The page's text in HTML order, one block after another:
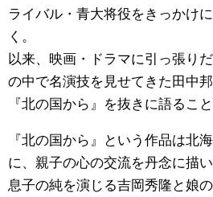
ライバル・青大将役をきっかけ
く。
以来、映画・ドラマに引っ張り
の中で名演技を見せてきた田中
『北の国から』を抜きに語るこ
『北の国から』という作品は北
に、親子の心の交流を丹念に描
息子の純を演じる吉岡秀隆と娘